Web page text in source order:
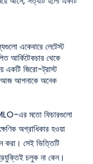
একেবারে লেটেস্ট
আর্কিটেকচার থেকে
একটি জিরো-ট্রাস্ট
আজ আপনাকে অনেক
এর মতো ফিচারগুলো
অগ্রাধিকার হওয়া
করা। সেই ভিত্তিটি
চলুক না কেন।